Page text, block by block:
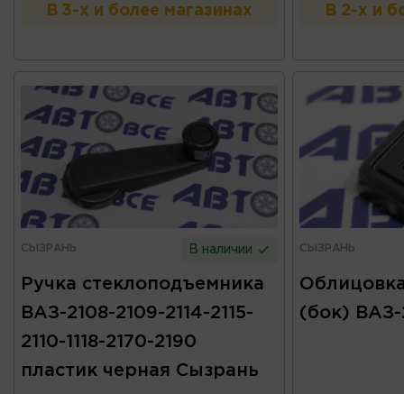
В 3-х и более магазинах В 2-х и
СЫЗРАНЬ В наличии
Ручка стеклоподъемника
ВАЗ-2108-2109-2114-2115-
2110-1118-2170-2190
пластик черная Сызрань
СЫЗРАНЬ
(бок) ВАЗ-